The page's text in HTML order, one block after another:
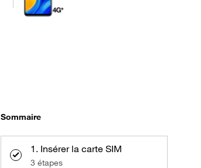
Sommaire
1. Insérer la carte SIM
3 étapes